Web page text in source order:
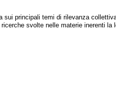
sui principali temi di rilevanza
svolte nelle materie inerenti la